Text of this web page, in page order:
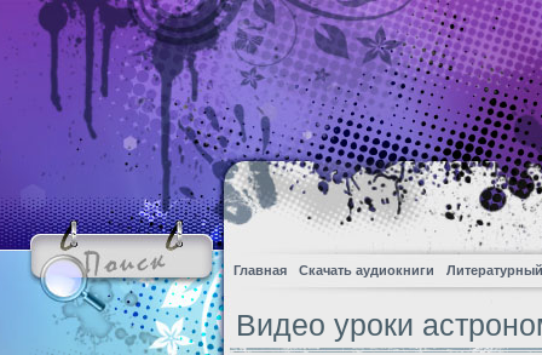
Главная Скачать аудиокниги
Видео уроки